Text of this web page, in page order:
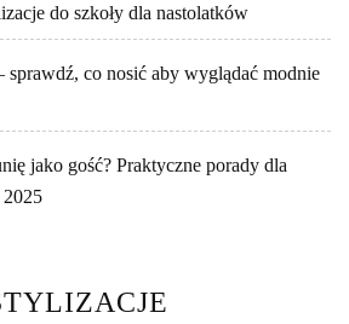
do szkoły dla nastolatków
sprawdź, co nosić aby wyglądać modnie
jako gość? Praktyczne porady dla